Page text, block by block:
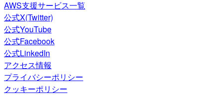
AWS支援サービス一覧
公式X(Twitter)
公式YouTube
公式Facebook
公式LinkedIn
アクセス情報
プライバシーポリシー
クッキーポリシー